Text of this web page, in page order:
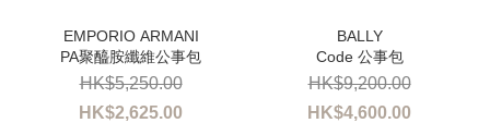
價格
(HK$)PA聚醯胺纖維公事包
HK$2,625.00
HK$5,250.00
Code 公事包
HK$4,600.00
HK$9,200.00